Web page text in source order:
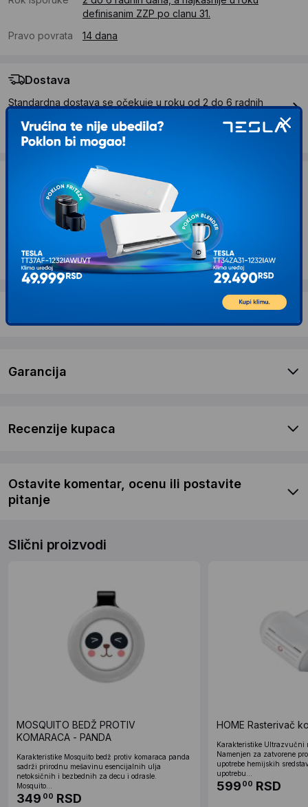
definisanim ZZP po clanu 31.
Pravo povrata
14 dana
Dostava
Standardna dostava se očekuje u roku od 2 do 6 radnih
dana
Troskovi dostave 490 RSD
Želite li ponudu za firmu?
Kontaktirajte nas
Opis proizvoda Beper Solarna zamka za
insekte P206ZAN110
Garancija
Recenzije kupaca
Ostavite komentar, ocenu ili postavite
pitanje
Slični proizvodi
MOSQUITO BEDŽ PROTIV
KOMARACA - PANDA
Karakteristike Mosquito bedž protiv komaraca panda
sadrži prirodnu mešavinu esencijalnih ulja
netoksičnih i bezbednih za decu i odrasle.
Mosquito...
349 00 RSD
HOME Rasterivač
Karakteristike Ultrazvučni
Namenjen za zatvorene
upotrebe hemijskih
upotrebu...
599 00 RSD